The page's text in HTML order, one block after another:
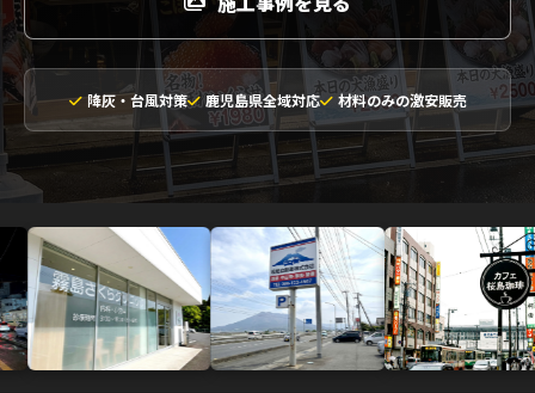
降灰・台風対策 鹿児島県全域対応 材料のみの激安販売